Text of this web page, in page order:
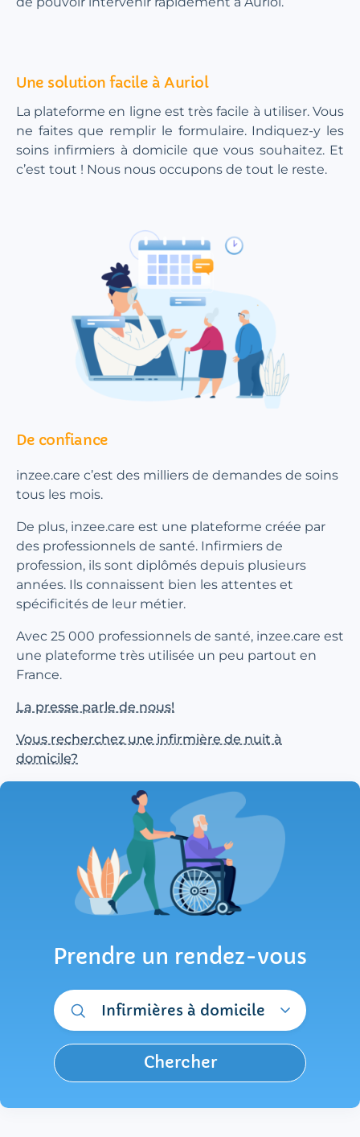
Une solution facile à Auriol
La plateforme en ligne est très facile à utiliser. Vous
ne faites que remplir le formulaire. Indiquez-y les
soins infirmiers à domicile que vous souhaitez. Et
c’est tout ! Nous nous occupons de tout le reste.
De confiance
inzee.care c’est des milliers de demandes de soins
tous les mois.
De plus, inzee.care est une plateforme créée par
des professionnels de santé. Infirmiers de
profession, ils sont diplômés depuis plusieurs
années. Ils connaissent bien les attentes et
spécificités de leur métier.
Avec 25 000 professionnels de santé, inzee.care est
une plateforme très utilisée un peu partout en
France.
La presse parle de nous!
Vous recherchez une infirmière de nuit à
domicile?
Prendre un rendez-vous
Infirmières à domicile
Chercher